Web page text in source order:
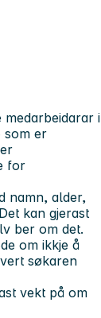
i
som er
for
namn, alder,
kan gjerast
ber om det.
om ikkje å
søkaren
vekt på om